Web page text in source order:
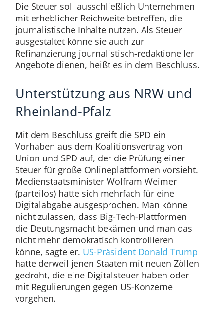
Die Steuer soll ausschließlich Unternehmen
mit erheblicher Reichweite betreffen, die
journalistische Inhalte nutzen. Als Steuer
ausgestaltet könne sie auch zur
Refinanzierung journalistisch-redaktioneller
Angebote dienen, heißt es in dem Beschluss.
Unterstützung aus NRW und
Rheinland-Pfalz
Mit dem Beschluss greift die SPD ein
Vorhaben aus dem Koalitionsvertrag von
Union und SPD auf, der die Prüfung einer
Steuer für große Onlineplattformen vorsieht.
Medienstaatsminister Wolfram Weimer
(parteilos) hatte sich mehrfach für eine
Digitalabgabe ausgesprochen. Man könne
nicht zulassen, dass Big-Tech-Plattformen
die Deutungsmacht bekämen und man das
nicht mehr demokratisch kontrollieren
könne, sagte er. US-Präsident Donald Trump
hatte derweil jenen Staaten mit neuen Zöllen
gedroht, die eine Digitalsteuer haben oder
mit Regulierungen gegen US-Konzerne
vorgehen.